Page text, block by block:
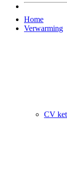
Home
Verwarming
CV